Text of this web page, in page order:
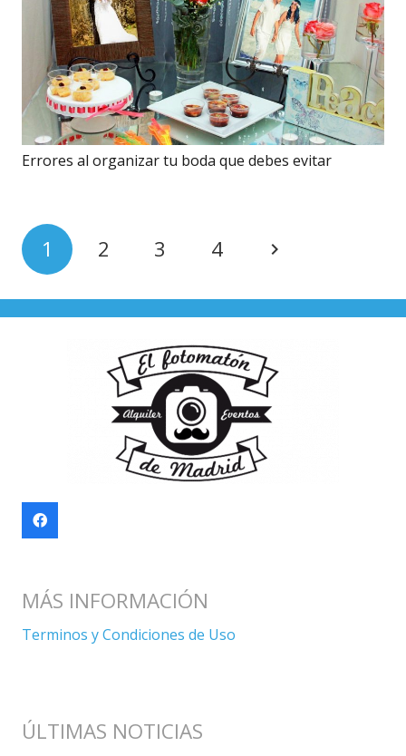
Errores al organizar tu boda que debes evitar
1 2 3 4
MÁS INFORMACIÓN
Terminos y Condiciones de Uso
ÚLTIMAS NOTICIAS